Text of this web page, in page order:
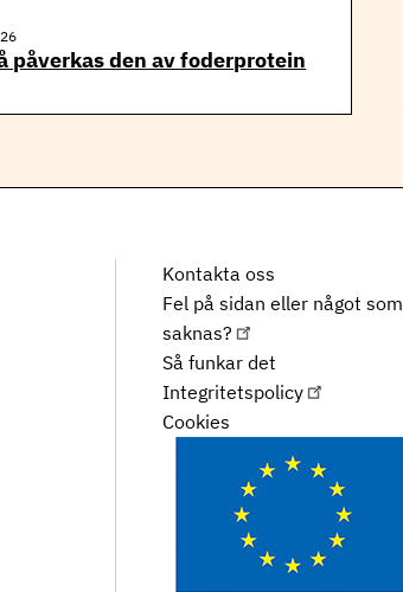
påverkas den av foderprotein
Kontakta oss
Fel på sidan eller något som
saknas?
Så funkar det
Integritetspolicy
Cookies